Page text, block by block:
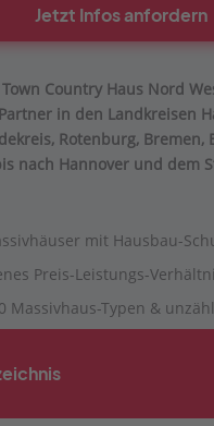
Jetzt Infos anfordern
Country Haus Nord
in den Landkreisen
Rotenburg, Bremen,
nach Hannover und dem
mit Hausbau-
Preis-Leistungs-
Massivhaus-Typen &